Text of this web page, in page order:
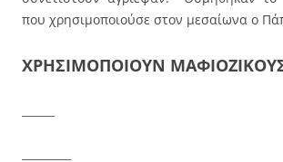
που χρησιμοποιούσε στον μεσαίωνα ο
ΧΡΗΣΙΜΟΠΟΙΟΥΝ